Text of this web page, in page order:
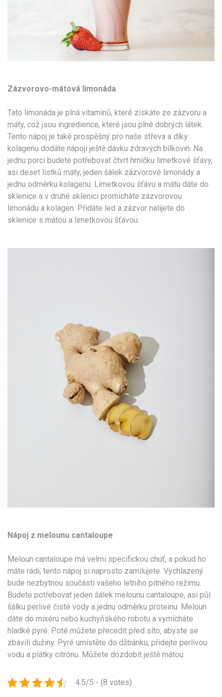
Zázvorovo-mátová limonáda
Tato limonáda je plná vitamínů, které získáte ze zázvoru a
máty, což jsou ingredience, které jsou plné dobrých látek.
Tento nápoj je také prospěšný pro naše střeva a díky
kolagenu dodáte nápoji ještě dávku zdravých bílkovin. Na
jednu porci budete potřebovat čtvrt hrníčku limetkové šťávy,
asi deset lístků máty, jeden šálek zázvorové limonády a
jednu odměrku kolagenu. Limetkovou šťávu a mátu dáte do
sklenice a v druhé sklenici promícháte zázvorovou
limonádu a kolagen. Přidáte led a zázvor nalijete do
sklenice s mátou a limetkovou šťávou.
Nápoj z melounu cantaloupe
Meloun cantaloupe má velmi specifickou chuť, a pokud ho
máte rádi, tento nápoj si naprosto zamilujete. Vychlazený
bude nezbytnou součástí vašeho letního pitného režimu.
Budete potřebovat jeden šálek melounu cantaloupe, asi půl
šálku perlivé čisté vody a jednu odměrku proteinu. Meloun
dáte do mixéru nebo kuchyňského robotu a vymícháte
hladké pyré. Poté můžete přecedit před síto, abyste se
zbavili dužiny. Pyré umístěte do džbánku, přidejte perlivou
vodu a plátky citrónu. Můžete dozdobit ještě mátou.
4.5/5 - (8 votes)